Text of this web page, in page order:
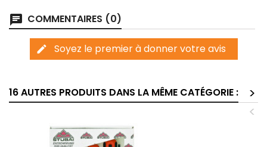
chat COMMENTAIRES (0)
edit Soyez le premier à donner votre avis
16 AUTRES PRODUITS DANS LA MÊME CATÉGORIE :
>
<